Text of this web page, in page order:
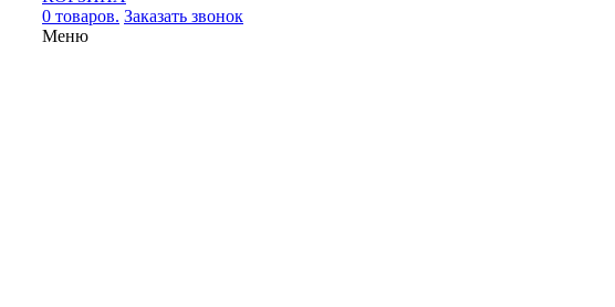
0 товаров. Заказать звонок
Меню